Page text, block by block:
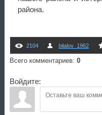
района.
2104 bilalov_1962
Всего комментариев: 0
Войдите: